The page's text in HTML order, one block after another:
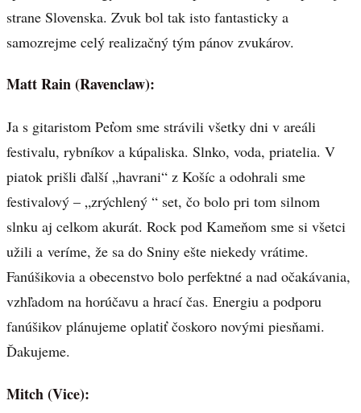
strane Slovenska. Zvuk bol tak isto fantasticky a
samozrejme celý realizačný tým pánov zvukárov.
Matt Rain (Ravenclaw):
Ja s gitaristom Peťom sme strávili všetky dni v areáli
festivalu, rybníkov a kúpaliska. Slnko, voda, priatelia. V
piatok prišli ďalší „havrani“ z Košíc a odohrali sme
festivalový – „zrýchlený “ set, čo bolo pri tom silnom
slnku aj celkom akurát. Rock pod Kameňom sme si všetci
užili a veríme, že sa do Sniny ešte niekedy vrátime.
Fanúšikovia a obecenstvo bolo perfektné a nad očakávania,
vzhľadom na horúčavu a hrací čas. Energiu a podporu
fanúšikov plánujeme oplatiť čoskoro novými piesňami.
Ďakujeme.
Mitch (Vice):